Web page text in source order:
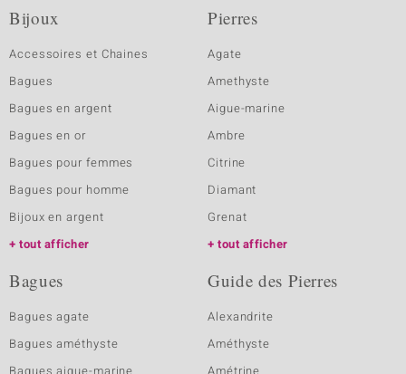
Bijoux
Accessoires et Chaines
Bagues
Bagues en argent
Bagues en or
Bagues pour femmes
Bagues pour homme
Bijoux en argent
tout afficher
Pierres
Agate
Amethyste
Aigue-marine
Ambre
Citrine
Diamant
Grenat
tout afficher
Bagues
Bagues agate
Bagues améthyste
Guide des Pierres
Alexandrite
Améthyste